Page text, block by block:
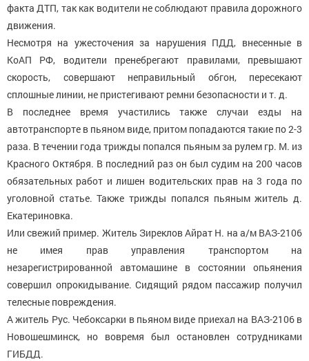
факта ДТП, так как водители не соблюдают правила дорожного
движения.
Несмотря на ужесточения за нарушения ПДД, внесенные в
КоАП РФ, водители пренебрегают правилами, превышают
скорость, совершают неправильный обгон, пересекают
сплошные линии, не пристегивают ремни безопасности и т. д.
В последнее время участились также случаи езды на
автотранспорте в пьяном виде, притом попадаются такие по 2-3
раза. В течении года трижды попался пьяным за рулем гр. М. из
Красного Октября. В последний раз он был судим на 200 часов
обязательных работ и лишен водительских прав на 3 года по
уголовной статье. Также трижды попался пьяным житель д.
Екатериновка.
Или свежий пример. Житель Зиреклов Айрат Н. на а/м ВАЗ-2106
не имея прав управления транспортом на
незарегистрированной автомашине в состоянии опьянения
совершил опрокидывание. Сидящий рядом пассажир получил
телесные повреждения.
А житель Рус. Чебоксарки в пьяном виде приехал на ВАЗ-2106 в
Новошешминск, но вовремя был остановлен сотрудниками
ГИБДД.